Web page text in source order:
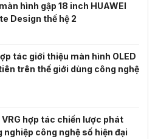
hình gập 18 inch HUAWEI
Design thế hệ 2
tác giới thiệu màn hình OLED
trên thế giới dùng công nghệ
VRG hợp tác chiến lược phát
công nghệ số hiện đại